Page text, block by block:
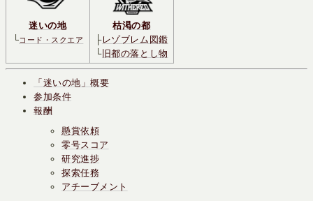
迷いの地
└コード・スクエア
枯渇の都
├レゾブレム図鑑
└旧都の落とし物
「迷いの地」概要
参加条件
報酬
懸賞依頼
零号スコア
研究進捗
探索任務
アチーブメント